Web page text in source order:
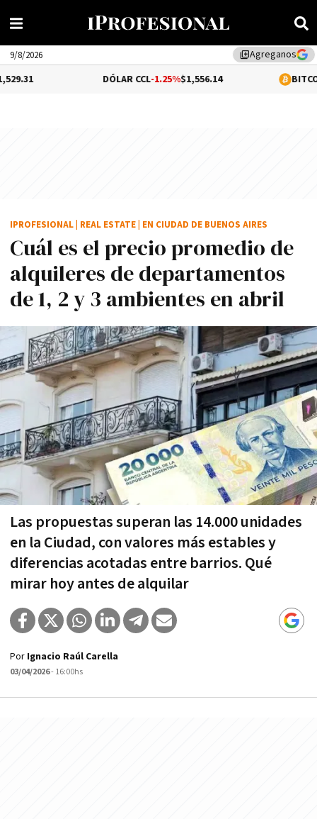
library_addAgreganos
9/8/2026
-1.25%$1,556.14 1.07%
Cuál es el precio promedio de
alquileres de departamentos
de 1, 2 y 3 ambientes en abril
Las propuestas superan las 14.000 unidades
en la Ciudad, con valores más estables y
diferencias acotadas entre barrios. Qué
mirar hoy antes de alquilar
IPROFESIONAL REAL ESTATE EN CIUDAD DE BUENOS AIRES
Por Ignacio Raúl Carella
03/04/2026- 16:00hs